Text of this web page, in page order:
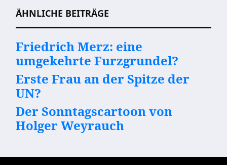
ÄHNLICHE BEITRÄGE
Friedrich Merz: eine
umgekehrte Furzgrundel?
Erste Frau an der Spitze der
UN?
Der Sonntagscartoon von
Holger Weyrauch